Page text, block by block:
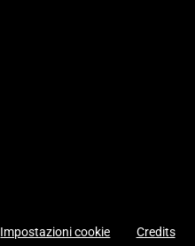
Impostazioni cookie Credits